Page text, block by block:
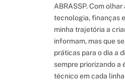
ABRASSP. Com
tecnologia, finanças
minha trajetória a
informam, mas que
práticas para o dia a
sempre priorizando a
técnico em cada